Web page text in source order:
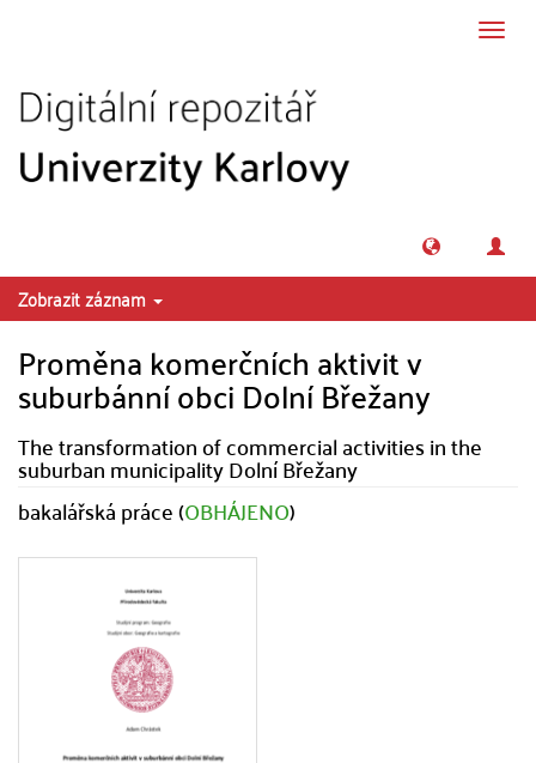
Zobrazit záznam
Proměna komerčních aktivit v
suburbánní obci Dolní Břežany
The transformation of commercial activities in the
suburban municipality Dolní Břežany
bakalářská práce (OBHÁJENO)